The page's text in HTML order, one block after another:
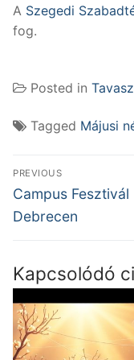
A Szegedi
fog.
Posted in
Tagged Májusi
Bejegyzés
navigáció
PREVIOUS
Previous
post:
Campus Fesztivál
Debrecen
Kapcsolódó